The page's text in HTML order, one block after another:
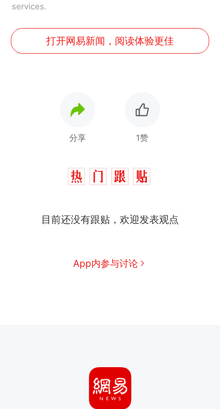
services.
打开网易新闻，阅读体验更佳
分享 1赞
目前还没有跟贴，欢迎发表观点
App内参与讨论